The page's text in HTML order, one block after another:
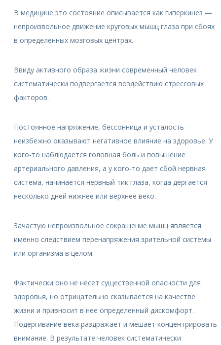
В медицине это состояние описывается как гиперкинез —
непроизвольное движение круговых мышц глаза при сбоях
в определенных мозговых центрах.
Ввиду активного образа жизни современный человек
систематически подвергается воздействию стрессовых
факторов.
Постоянное напряжение, бессонница и усталость
неизбежно оказывают негативное влияние на здоровье. У
кого-то наблюдается головная боль и повышение
артериального давления, а у кого-то дает сбой нервная
система, начинается нервный тик глаза, когда дергается
несколько дней нижнее или верхнее веко.
Зачастую непроизвольное сокращение мышц является
именно следствием перенапряжения зрительной системы
или организма в целом.
Фактически оно не несет существенной опасности для
здоровья, но отрицательно сказывается на качестве
жизни и привносит в нее определенный дискомфорт.
Подергивание века раздражает и мешает концентрировать
внимание. В результате человек систематически